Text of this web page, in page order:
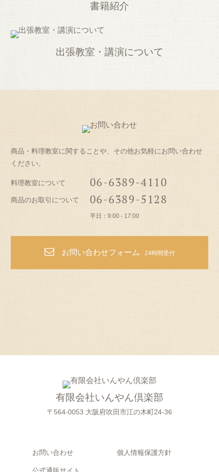
書籍紹介
出張教室・講演について
商品・料理教室に関することや、その他お気軽にお問い合わせ
ください。
料理教室について 06-6389-4110
商品のお取引について 06-6389-5128
平日：9:00 - 17:00
お問い合わせフォーム 24時間受付
有限会社いんやん倶楽部
〒564-0053 大阪府吹田市江の木町24-36
お問い合わせ 個人情報保護方針